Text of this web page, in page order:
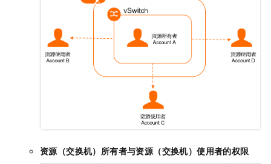
资源（交换机）所有者与资源（交换机）使用者的权限